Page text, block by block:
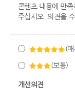
콘텐츠 내용에 만
주십시오. 의견을
(
(보통)
개선의견